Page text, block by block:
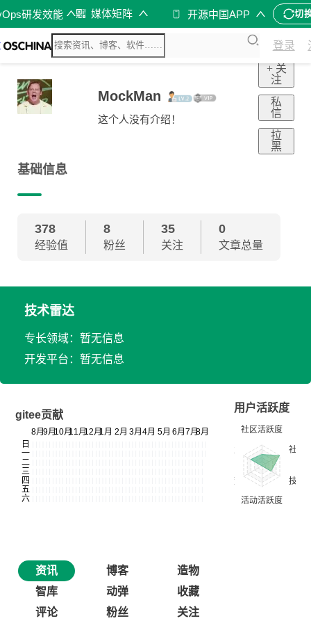
研发效能 媒体矩阵 开源中国APP 切
登录
MockMan
这个人没有介绍！
+ 关
注
私
信
拉
黑
基础信息
378
经验值
8
粉丝
35
关注
0
文章总量
技术雷达
专长领域：暂无信息
开发平台：暂无信息
gitee贡献
用户活跃度
资讯 博客
造物
智库
动弹
收藏
评论
粉丝 关注